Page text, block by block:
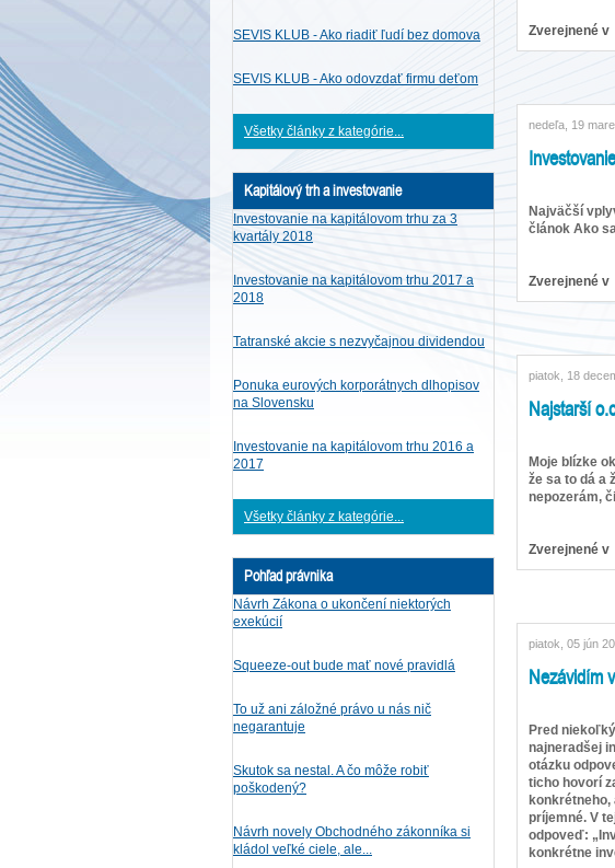
SEVIS KLUB - Ako riadiť ľudí bez domova
SEVIS KLUB - Ako odovzdať firmu deťom
Všetky články z kategórie...
Kapitálový trh a investovanie
Investovanie na kapitálovom trhu za 3
kvartály 2018
Investovanie na kapitálovom trhu 2017 a
2018
Tatranské akcie s nezvyčajnou dividendou
Ponuka eurových korporátnych dlhopisov
na Slovensku
Investovanie na kapitálovom trhu 2016 a
2017
Všetky články z kategórie...
Pohľad právnika
Návrh Zákona o ukončení niektorých
exekúcií
Squeeze-out bude mať nové pravidlá
To už ani záložné právo u nás nič
negarantuje
Skutok sa nestal. A čo môže robiť
poškodený?
Návrh novely Obchodného zákonníka si
kládol veľké ciele, ale...
Zverejnené v
nedeľa, 19
Najväčší
článok Ako
Zverejnené v
piatok, 18
Najstarší
Moje blízke
že sa to dá a
nepozerám,
Zverejnené v
piatok, 05 jún
Nezávidím
Pred
najneradšej
otázku
ticho hovorí
konkrétneho,
príjemné. V
odpoveď:
konkrétne